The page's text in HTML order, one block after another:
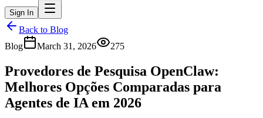
Sign In
Back to Blog
Blog
March 31, 2026 275
Provedores de Pesquisa OpenClaw:
Melhores Opções Comparadas para
Agentes de IA em 2026